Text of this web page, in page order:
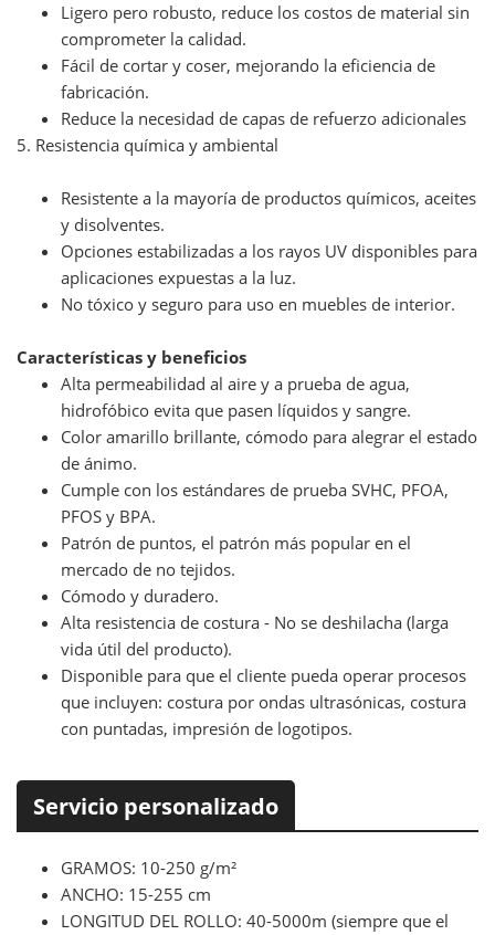
Ligero pero robusto, reduce los costos de material sin
comprometer la calidad.
Fácil de cortar y coser, mejorando la eficiencia de
fabricación.
Reduce la necesidad de capas de refuerzo adicionales
5. Resistencia química y ambiental
Resistente a la mayoría de productos químicos, aceites
y disolventes.
Opciones estabilizadas a los rayos UV disponibles para
aplicaciones expuestas a la luz.
No tóxico y seguro para uso en muebles de interior.
Características y beneficios
Alta permeabilidad al aire y a prueba de agua,
hidrofóbico evita que pasen líquidos y sangre.
Color amarillo brillante, cómodo para alegrar el estado
de ánimo.
Cumple con los estándares de prueba SVHC, PFOA,
PFOS y BPA.
Patrón de puntos, el patrón más popular en el
mercado de no tejidos.
Cómodo y duradero.
Alta resistencia de costura - No se deshilacha (larga
vida útil del producto).
Disponible para que el cliente pueda operar procesos
que incluyen: costura por ondas ultrasónicas, costura
con puntadas, impresión de logotipos.
Servicio personalizado
GRAMOS: 10-250 g/m²
ANCHO: 15-255 cm
LONGITUD DEL ROLLO: 40-5000m (siempre que el